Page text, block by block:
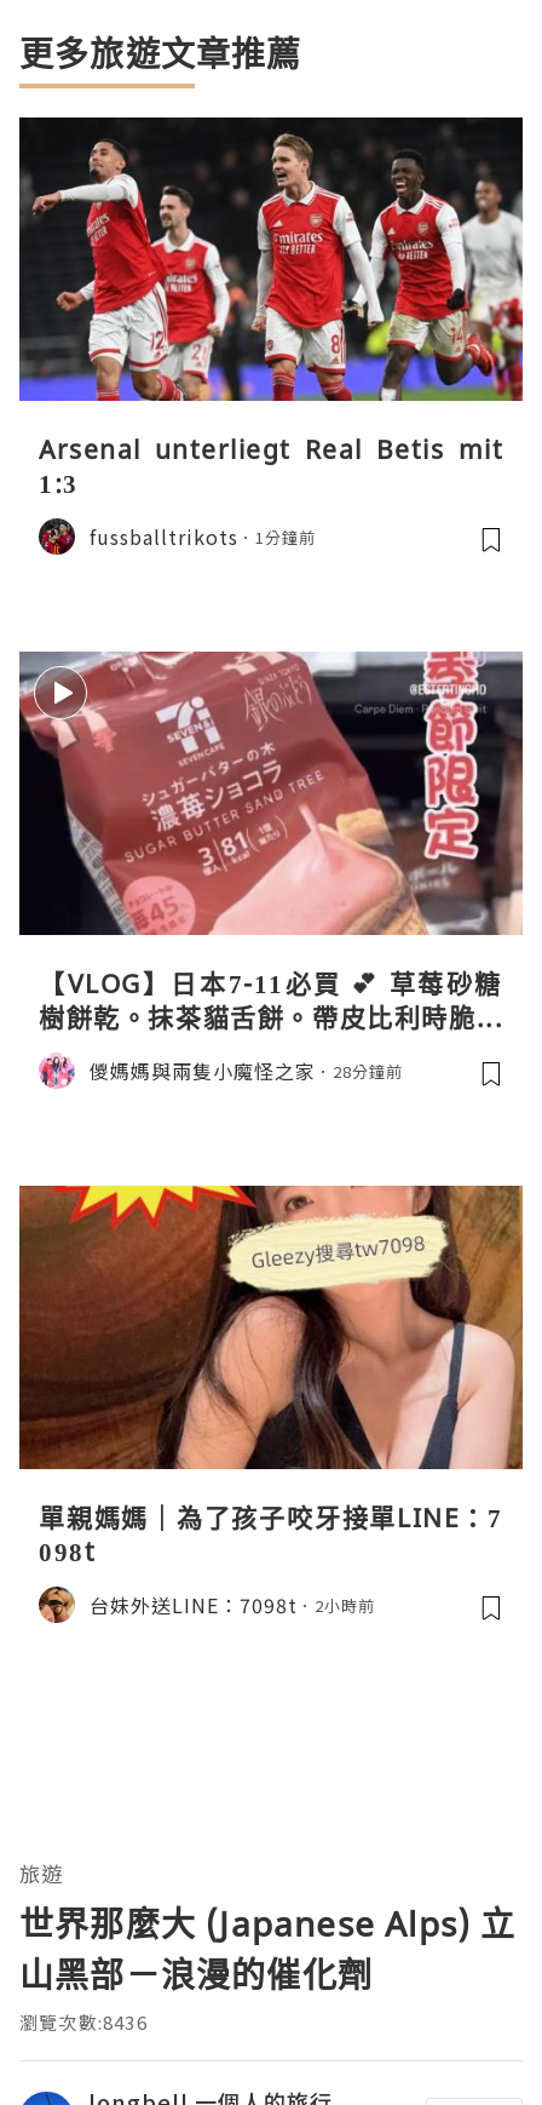
更多旅遊文章推薦
Arsenal unterliegt Real Betis mit
1:3
fussballtrikots 1分鐘前
【VLOG】日本7-11必買 💕 草莓砂糖
樹餅乾。抹茶貓舌餅。帶皮比利時脆薯
條
儍媽媽與兩隻小魔怪之家 28分鐘前
單親媽媽｜為了孩子咬牙接單LINE：7
098t
台妹外送LINE：7098t 2小時前
旅遊
世界那麼大 (Japanese Alps) 立
山黑部－浪漫的催化劑
瀏覽次數:8436